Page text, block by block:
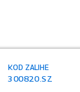
KOD ZALIHE
300820.SZ